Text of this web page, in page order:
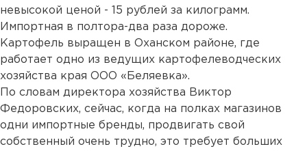
невысокой ценой - 15 рублей за килограмм.
Импортная в полтора-два раза дороже.
Картофель выращен в Оханском районе, где
работает одно из ведущих картофелеводческих
хозяйства края ООО «Беляевка».
По словам директора хозяйства Виктор
Федоровских, сейчас, когда на полках магазинов
одни импортные бренды, продвигать свой
собственный очень трудно, это требует больших